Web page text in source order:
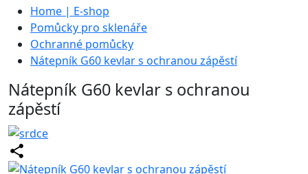
Home | E-shop
Pomůcky pro sklenáře
Ochranné pomůcky
Nátepník G60 kevlar s ochranou zápěstí
Nátepník G60 kevlar s ochranou
zápěstí